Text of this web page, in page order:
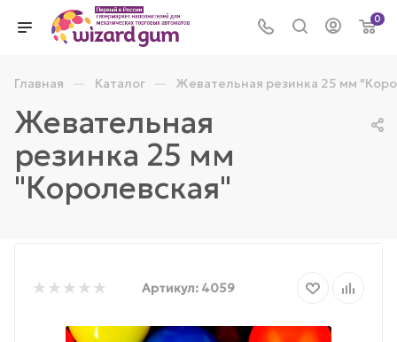
0
Главная — Каталог — Жевательная резинка 25 мм
Жевательная
резинка 25 мм
"Королевская"
Артикул: 4059